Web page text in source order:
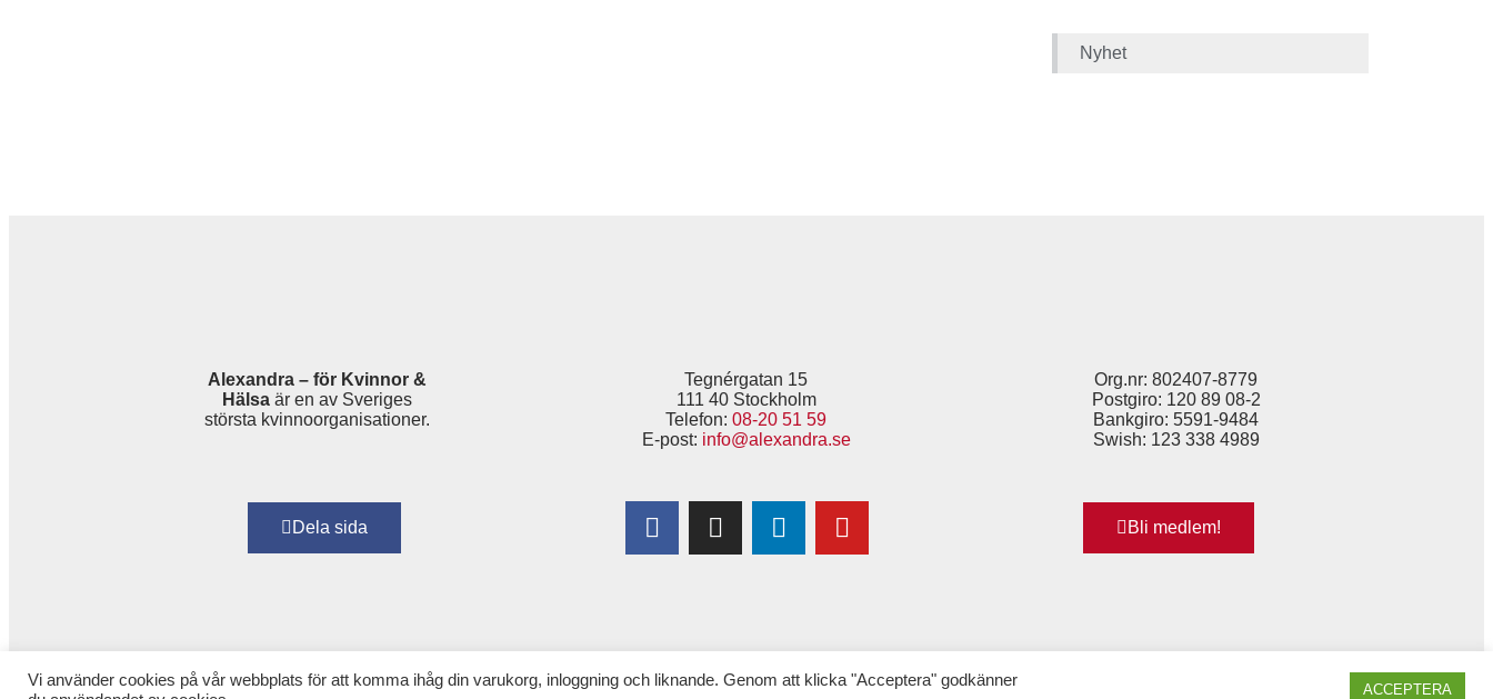
Nyhet
Alexandra – för Kvinnor &
Hälsaär en av Sveriges
största kvinnoorganisationer.
Tegnérgatan 15
111 40 Stockholm
Telefon:08-20 51 59
E-post: info@alexandra.se
Org.nr: 802407-8779
Postgiro: 120 89 08-2
Bankgiro: 5591-9484
Swish: 123 338 4989
Dela sida Bli medlem!
(tidigare 1,6 & 2,6 miljonerklubben)
Vi använder cookies på vår webbplats för att komma ihåg din varukorg, inloggning och liknande. Genom att klicka "Acceptera" godkänner
ACCEPTERA